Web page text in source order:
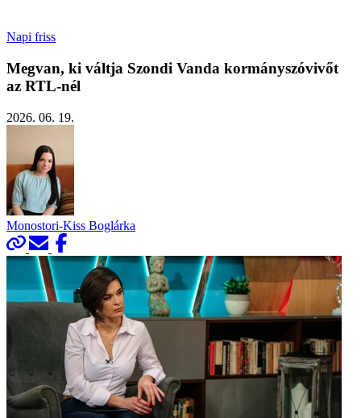
Napi friss
Megvan, ki váltja Szondi Vanda kormányszóvivőt
az RTL-nél
2026. 06. 19.
Monostori-Kiss Boglárka